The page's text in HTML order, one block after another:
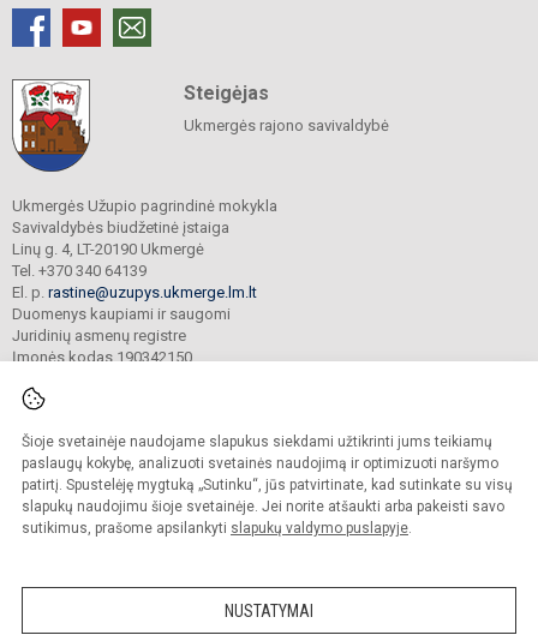
Šioje svetainėje naudojame slapukus siekdami užtikrinti jums teikiamų
paslaugų kokybę, analizuoti svetainės naudojimą ir optimizuoti naršymo
patirtį. Spustelėję mygtuką „Sutinku“, jūs patvirtinate, kad sutinkate su visų
slapukų naudojimu šioje svetainėje. Jei norite atšaukti arba pakeisti savo
sutikimus, prašome apsilankyti slapukų valdymo puslapyje.
NUSTATYMAI
Steigėjas
Ukmergės rajono savivaldybė
Ukmergės Užupio pagrindinė mokykla
Savivaldybės biudžetinė įstaiga
Linų g. 4, LT-20190 Ukmergė
Tel. +370 340 64139
El. p. rastine@uzupys.ukmerge.lm.lt
Duomenys kaupiami ir saugomi
Juridinių asmenų registre
Įmonės kodas 190342150
© 2022. Ukmergės Užupio pagrindinė mokykla. Visos teisės saugomos.
Kopijuoti turinį be raštiško įstaigos administracijos sutikimo griežtai draudžiama.
Prieinamumo paraiška Slapukų valdymas
Sumanus būdas atnaujinti